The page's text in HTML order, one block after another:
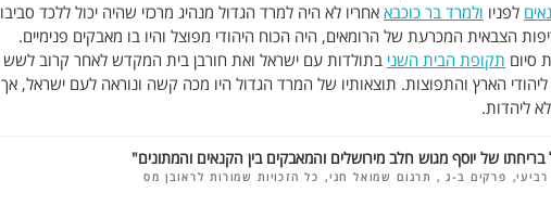
לפניו ולמרד בר כוכבא אחריו לא היה למרד הגדול מנהיג מרכזי שהיה יכול ללכד סביבו
הצבאית המכרעת של הרומאים, היה הכוח היהודי מפוצל והיו בו מאבקים פנימיים.
סיום תקופת הבית השני בתולדות עם ישראל ואת חורבן בית המקדש לאחר קרוב לשש
הארץ והתפוצות. תוצאותיו של המרד הגדול היו מכה קשה ונוראה לעם ישראל, אך
ליהדות.
של יוסף מגוש חלב מירושלים והמאבקים בין הקנאים והמתונים"
פרקים ב-ג , תרגום שמואל חגי, כל הזכויות שמורות לראובן מס